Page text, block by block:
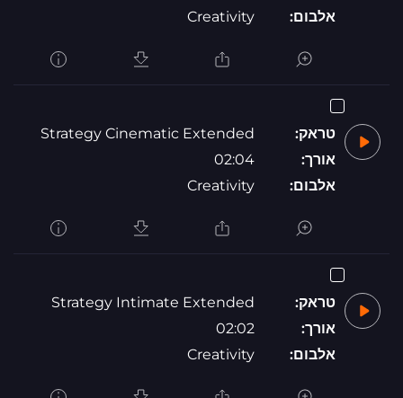
אלבום:
Creativity
טראק:
Strategy Cinematic Extended
אורך:
02:04
אלבום:
Creativity
טראק:
Strategy Intimate Extended
אורך:
02:02
אלבום:
Creativity